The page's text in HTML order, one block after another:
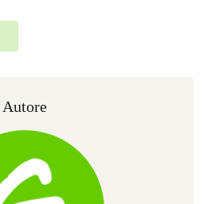
Autore